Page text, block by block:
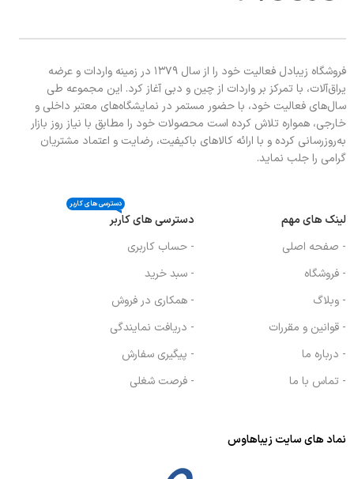
فروشگاه زیبادل فعالیت خود را از سال ۱۳۷۹ در زمینه واردات و عرضه
یراق‌آلات، با تمرکز بر واردات از چین و دبی آغاز کرد. این مجموعه طی
سال‌های فعالیت خود، با حضور مستمر در نمایشگاه‌های معتبر داخلی و
خارجی، همواره تلاش کرده است محصولات خود را مطابق با نیاز روز بازار
به‌روزرسانی کرده و با ارائه کالاهای باکیفیت، رضایت و اعتماد مشتریان
گرامی را جلب نماید.
لینک های مهم
- صفحه اصلی
- فروشگاه
- وبلاگ
- قوانین و مقررات
- درباره ما
- تماس با ما
دسترسی های کاربر
دسترسی های کاربر
- حساب کاربری
- سبد خرید
- همکاری در فروش
- دریافت نمایندگی
- پیگیری سفارش
- فرصت شغلی
نماد های سایت زیباهاوس